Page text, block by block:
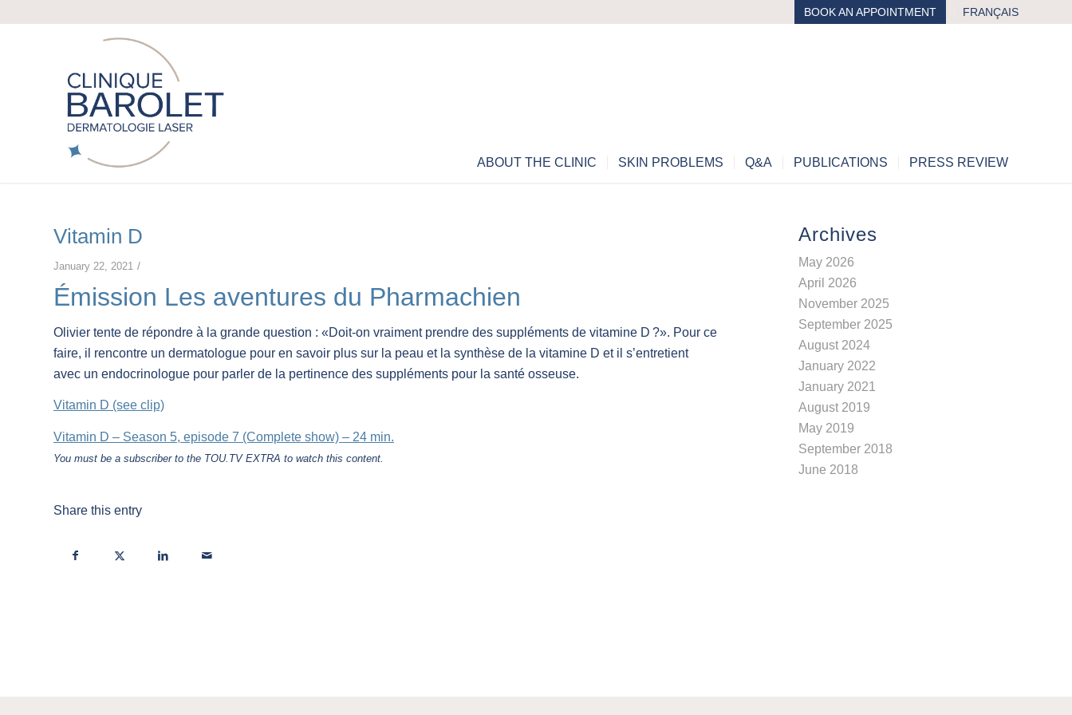
BOOK AN APPOINTMENT FRANÇAIS
ABOUT THE CLINIC SKIN PROBLEMS Q&A PUBLICATIONS PRESS REVIEW
Vitamin D
January 22, 2021 /
Émission Les aventures du Pharmachien
Olivier tente de répondre à la grande question : «Doit-on vraiment prendre des suppléments de vitamine D ?». Pour ce
faire, il rencontre un dermatologue pour en savoir plus sur la peau et la synthèse de la vitamine D et il s’entretient
avec un endocrinologue pour parler de la pertinence des suppléments pour la santé osseuse.
Vitamin D (see clip)
Vitamin D – Season 5, episode 7 (Complete show) – 24 min.
You must be a subscriber to the TOU.TV EXTRA to watch this content.
Share this entry
Archives
May 2026
April 2026
November 2025
September 2025
August 2024
January 2022
January 2021
August 2019
May 2019
September 2018
June 2018